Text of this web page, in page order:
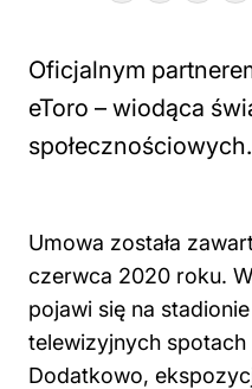
Oficjalnym
eToro – wiodąca
społecznościowych.
Umowa została
czerwca 2020 roku.
pojawi się na
telewizyjnych
Dodatkowo,